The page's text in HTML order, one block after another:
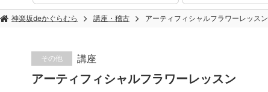
神楽坂deかぐらむら 講座・稽古 アーティフィシャルフラワーレッスン
その他 講座
アーティフィシャルフラワーレッスン